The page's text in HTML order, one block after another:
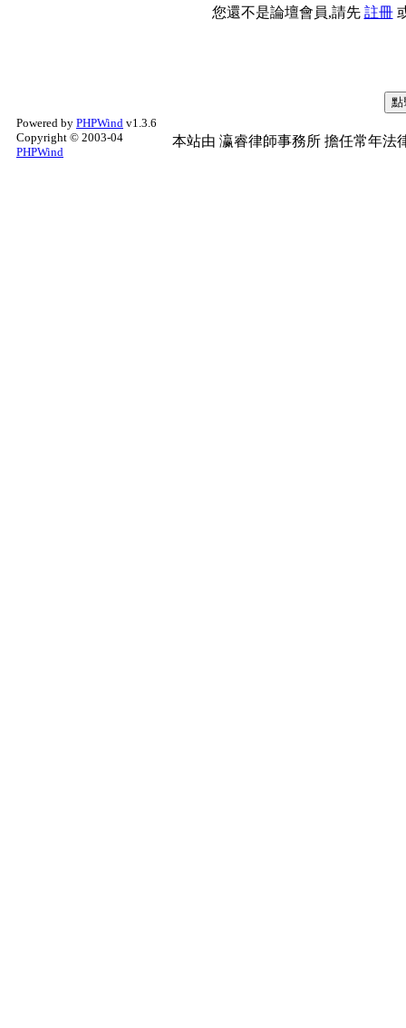
您還不是論壇會員,請先 註冊
Powered by PHPWind v1.3.6
Copyright © 2003-04
PHPWind
本站由 瀛睿律師事務所 擔任常年法